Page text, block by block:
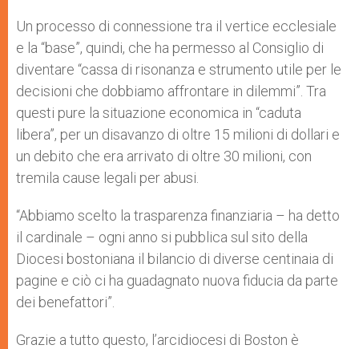
Un processo di connessione tra il vertice ecclesiale
e la “base”, quindi, che ha permesso al Consiglio di
diventare “cassa di risonanza e strumento utile per le
decisioni che dobbiamo affrontare in dilemmi”. Tra
questi pure la situazione economica in “caduta
libera”, per un disavanzo di oltre 15 milioni di dollari e
un debito che era arrivato di oltre 30 milioni, con
tremila cause legali per abusi.
“Abbiamo scelto la trasparenza finanziaria – ha detto
il cardinale – ogni anno si pubblica sul sito della
Diocesi bostoniana il bilancio di diverse centinaia di
pagine e ciò ci ha guadagnato nuova fiducia da parte
dei benefattori”.
Grazie a tutto questo, l’arcidiocesi di Boston è